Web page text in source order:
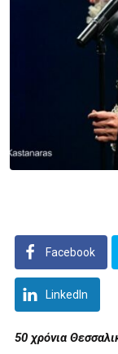
Facebook
LinkedIn
50 χρόνια